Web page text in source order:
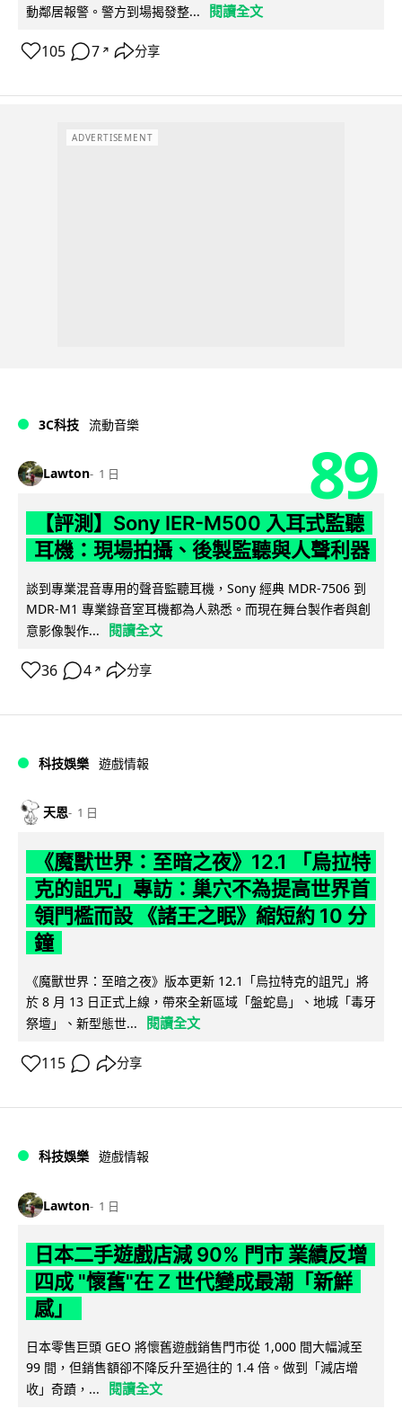
動鄰居報警。警方到場揭發整...
閱讀全文
105 7 ↗ 分享
ADVERTISEMENT
3C科技 流動音樂
Lawton 1 日 89
【評測】Sony IER-M500 入耳式監聽
耳機：現場拍攝、後製監聽與人聲利器
談到專業混音專用的聲音監聽耳機，Sony 經典 MDR-7506 到
MDR-M1 專業錄音室耳機都為人熟悉。而現在舞台製作者與創
意影像製作...
閱讀全文
36 4 ↗ 分享
科技娛樂 遊戲情報
天恩 1 日
《魔獸世界：至暗之夜》12.1 「烏拉特
克的詛咒」專訪：巢穴不為提高世界首
領門檻而設 《諸王之眠》縮短約 10 分
鐘
《魔獸世界：至暗之夜》版本更新 12.1「烏拉特克的詛咒」將
於 8 月 13 日正式上線，帶來全新區域「盤蛇島」、地城「毒牙
祭壇」、新型態世...
閱讀全文
115 分享
科技娛樂 遊戲情報
Lawton 1 日
日本二手遊戲店減 90% 門市 業績反增
四成 "懷舊"在 Z 世代變成最潮「新鮮
感」
日本零售巨頭 GEO 將懷舊遊戲銷售門市從 1,000 間大幅減至
99 間，但銷售額卻不降反升至過往的 1.4 倍。做到「減店增
收」奇蹟，...
閱讀全文